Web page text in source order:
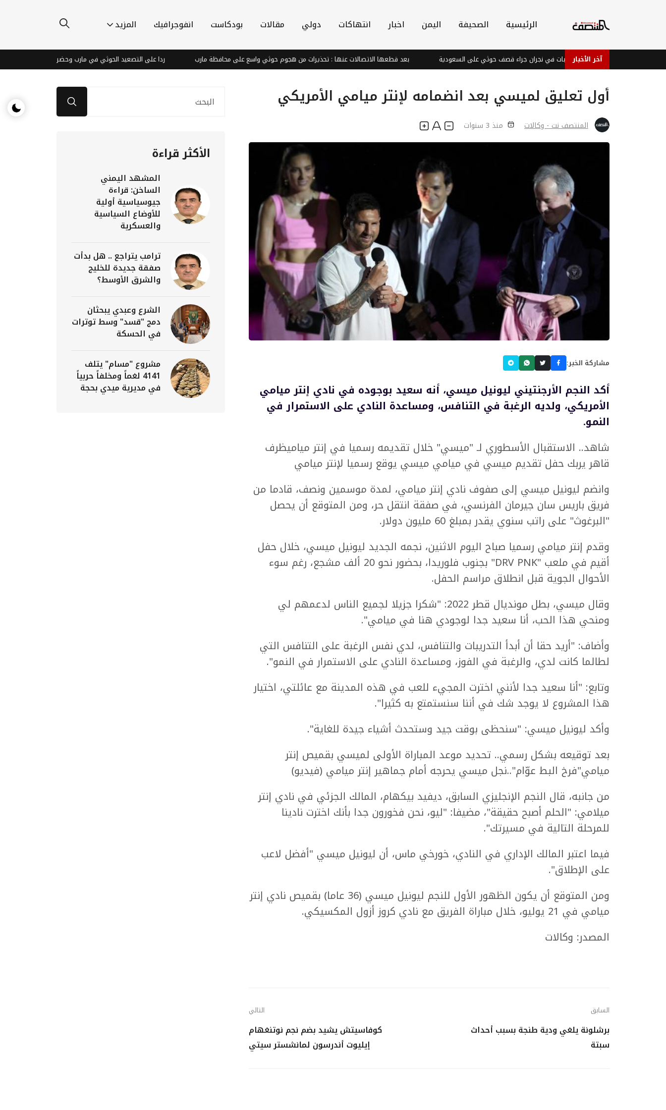
الرئيسية الصحيفة اليمن اخبار انتهاكات دولي مقالات بودكاست انفوجرافيك المزيد
آخر الأخبار
إصابات في نجران جراء قصف حوثي على السعودية بعد قطعها الاتصالات عنها : تحذيرات من هجوم حوثي واسع على محافظة مارب ردا على التصعيد الحوثي في مارب وحضرموت : ناشطون يطالبون
أول تعليق لميسي بعد انضمامه لإنتر ميامي الأمريكي
المنتصف نت - وكالات منذ 3 سنوات
مشاركة الخبر:
أكد النجم الأرجنتيني ليونيل ميسي، أنه سعيد بوجوده في نادي إنتر ميامي
الأمريكي، ولديه الرغبة في التنافس، ومساعدة النادي على الاستمرار في
النمو.
شاهد.. الاستقبال الأسطوري لـ "ميسي" خلال تقديمه رسميا في إنتر مياميظرف
قاهر يربك حفل تقديم ميسي في ميامي ميسي يوقع رسميا لإنتر ميامي
وانضم ليونيل ميسي إلى صفوف نادي إنتر ميامي، لمدة موسمين ونصف، قادما من
فريق باريس سان جيرمان الفرنسي، في صفقة انتقل حر، ومن المتوقع أن يحصل
"البرغوث" على راتب سنوي يقدر بمبلغ 60 مليون دولار.
وقدم إنتر ميامي رسميا صباح اليوم الاثنين، نجمه الجديد ليونيل ميسي، خلال حفل
أقيم في ملعب "DRV PNK" بجنوب فلوريدا، بحضور نحو 20 ألف مشجع، رغم سوء
الأحوال الجوية قبل انطلاق مراسم الحفل.
وقال ميسي، بطل مونديال قطر 2022: "شكرا جزيلا لجميع الناس لدعمهم لي
ومنحي هذا الحب، أنا سعيد جدا لوجودي هنا في ميامي".
وأضاف: "أريد حقا أن أبدأ التدريبات والتنافس، لدي نفس الرغبة على التنافس التي
لطالما كانت لدي، والرغبة في الفوز، ومساعدة النادي على الاستمرار في النمو".
وتابع: "أنا سعيد جدا لأنني اخترت المجيء للعب في هذه المدينة مع عائلتي، اختيار
هذا المشروع لا يوجد شك في أننا سنستمتع به كثيرا".
وأكد ليونيل ميسي: "سنحظى بوقت جيد وستحدث أشياء جيدة للغاية".
بعد توقيعه بشكل رسمي.. تحديد موعد المباراة الأولى لميسي بقميص إنتر
ميامي"فرخ البط عوّام"..نجل ميسي يحرجه أمام جماهير إنتر ميامي (فيديو)
من جانبه، قال النجم الإنجليزي السابق، ديفيد بيكهام، المالك الجزئي في نادي إنتر
ميلامي: "الحلم أصبح حقيقة"، مضيفا: "ليو، نحن فخورون جدا بأنك اخترت نادينا
للمرحلة التالية في مسيرتك".
فيما اعتبر المالك الإداري في النادي، خورخي ماس، أن ليونيل ميسي "أفضل لاعب
على الإطلاق".
ومن المتوقع أن يكون الظهور الأول للنجم ليونيل ميسي (36 عاما) بقميص نادي إنتر
ميامي في 21 يوليو، خلال مباراة الفريق مع نادي كروز أزول المكسيكي.
المصدر: وكالات
السابق
برشلونة يلغي ودية طنجة بسبب أحداث
سبتة
التالي
كوفاسيتش يشيد بضم نجم نوتنغهام
إيليوت أندرسون لمانشستر سيتي
الأكثر قراءة
المشهد اليمني
الساخن: قراءة
جيوسياسية أولية
للأوضاع السياسية
والعسكرية
ترامب يتراجع .. هل بدأت
صفقة جديدة للخليج
والشرق الأوسط؟
الشرع وعبدي يبحثان
دمج "قسد" وسط توترات
في الحسكة
مشروع "مسام" يتلف
4141 لغماً ومخلفاً حربياً
في مديرية ميدي بحجة